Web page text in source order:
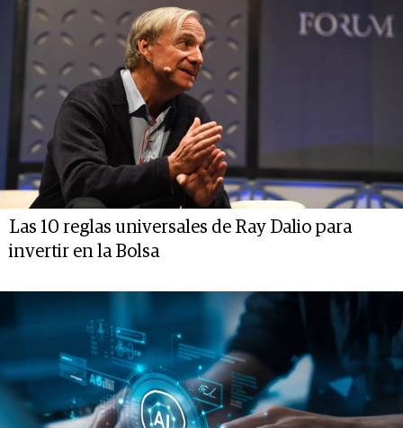
Las 10 reglas universales de Ray Dalio para
invertir en la Bolsa